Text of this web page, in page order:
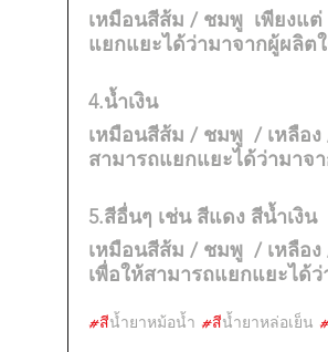
เหมือนสีส้ม / ชมพู  เพียงแ
แยกแยะได้ว่ามาจากผู้ผลิต
4.น้ำเงิน
เหมือนสีส้ม / ชมพู  / เหลือ
สามารถแยกแยะได้ว่ามาจ
5.สีอื่นๆ เช่น สีแดง สีน้ำเงิน
เหมือนสีส้ม / ชมพู  / เหลือ
เพื่อให้สามารถแยกแยะได้
#สีน้ำยาหม้อน้ำ #สีน้ำยาหล่อเย็น